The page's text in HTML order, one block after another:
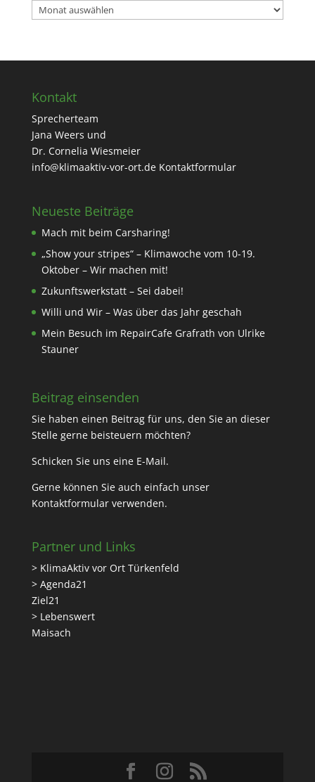
Archiv
Kontakt
Sprecherteam
Jana Weers und
Dr. Cornelia Wiesmeier
info@klimaaktiv-vor-ort.de Kontaktformular
Neueste Beiträge
Mach mit beim Carsharing!
„Show your stripes“ – Klimawoche vom 10-19.
Oktober – Wir machen mit!
Zukunftswerkstatt – Sei dabei!
Willi und Wir – Was über das Jahr geschah
Mein Besuch im RepairCafe Grafrath von Ulrike
Stauner
Beitrag einsenden
Sie haben einen Beitrag für uns, den Sie an dieser
Stelle gerne beisteuern möchten?
Schicken Sie uns eine E-Mail.
Gerne können Sie auch einfach unser
Kontaktformularverwenden.
Partner und Links
> KlimaAktiv vor Ort Türkenfeld
> Agenda21
Ziel21
> Lebenswert
Maisach